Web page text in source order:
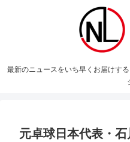
最新のニュースをいち早くお届けす
元卓球日本代表・